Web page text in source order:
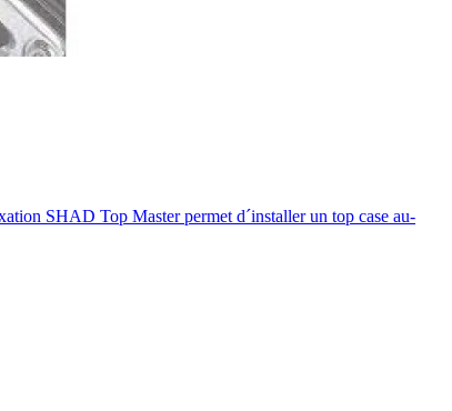
SHAD Top Master permet d´installer un top case au-